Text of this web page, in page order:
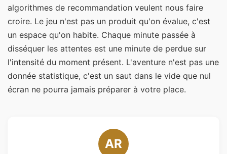
algorithmes de recommandation veulent nous faire
croire. Le jeu n'est pas un produit qu'on évalue, c'est
un espace qu'on habite. Chaque minute passée à
disséquer les attentes est une minute de perdue sur
l'intensité du moment présent. L'aventure n'est pas une
donnée statistique, c'est un saut dans le vide que nul
écran ne pourra jamais préparer à votre place.
AR